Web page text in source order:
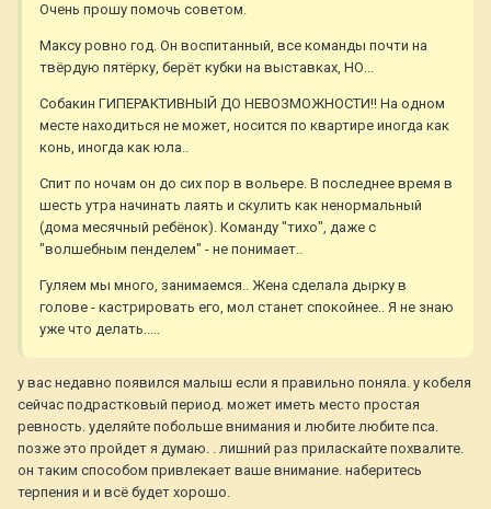
Очень прошу помочь советом.
Максу ровно год. Он воспитанный, все команды почти на
твёрдую пятёрку, берёт кубки на выставках, НО...
Собакин ГИПЕРАКТИВНЫЙ ДО НЕВОЗМОЖНОСТИ!! На одном
месте находиться не может, носится по квартире иногда как
конь, иногда как юла..
Спит по ночам он до сих пор в вольере. В последнее время в
шесть утра начинать лаять и скулить как ненормальный
(дома месячный ребёнок). Команду "тихо", даже с
"волшебным пенделем" - не понимает..
Гуляем мы много, занимаемся.. Жена сделала дырку в
голове - кастрировать его, мол станет спокойнее.. Я не знаю
уже что делать.....
у вас недавно появился малыш если я правильно поняла. у кобеля
сейчас подрастковый период. может иметь место простая
ревность. уделяйте побольше внимания и любите любите пса.
позже это пройдет я думаю. . лишний раз приласкайте похвалите.
он таким способом привлекает ваше внимание. наберитесь
терпения и и всё будет хорошо.